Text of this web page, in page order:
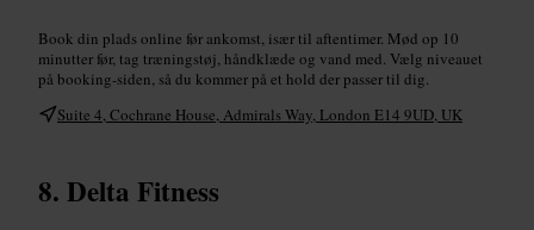
Book din plads online før ankomst, især til aftentimer. Mød op 10
minutter før, tag træningstøj, håndklæde og vand med. Vælg niveauet
på booking-siden, så du kommer på et hold der passer til dig.
Suite 4, Cochrane House, Admirals Way, London E14 9UD, UK
Delta Fitness